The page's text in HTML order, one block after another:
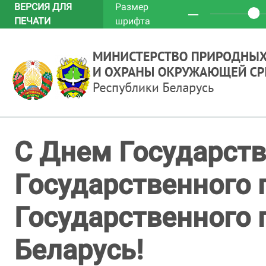
ВЕРСИЯ ДЛЯ
ПЕЧАТИ
Размер
шрифта
─
С Днем
Государственного
Беларусь!